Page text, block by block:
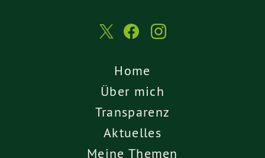
Home
Über mich
Transparenz
Aktuelles
Meine Themen